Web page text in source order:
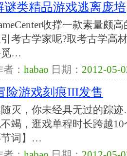
谜类精品游戏逃离庞培
收撑一款素量颇
考古学家呢?取考古学高
觅…
： habao 日期： 2012-05-
险游戏刻痕III发售
灭，你未经具无过的踪
竭，逛戏单程时长跨越
节词】…